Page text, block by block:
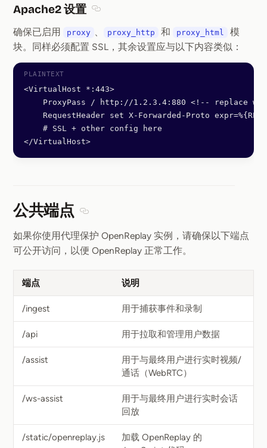
Apache2 设置
确保已启用
proxy 、 proxy_http 和 proxy_html
模
块。同样必须配置 SSL，其余设置应与以下内容类似：
<VirtualHost *:443>
ProxyPass / http://1.2.3.4:880 <!-- replace
RequestHeader set X-Forwarded-Proto
    # SSL + other config here
</VirtualHost>
公共端点
如果你使用代理保护 OpenReplay 实例，请确保以下端点
可公开访问，以便 OpenReplay 正常工作。
端点 说明
/ingest 用于捕获事件和录制
/api 用于拉取和管理用户数据
/assist
用于与最终用户进行实时视频/
通话（WebRTC）
/ws-assist
用于与最终用户进行实时会话
回放
/static/openreplay.js
加载 OpenReplay 的